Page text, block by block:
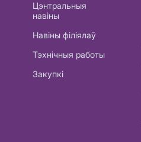
Цэнтральныя
навіны
Навіны філіялаў
Тэхнічныя работы
Закупкі